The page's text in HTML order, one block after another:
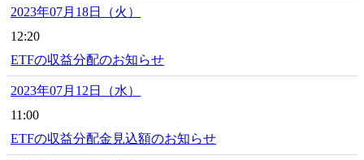
2023年07月18日（火）
12:20
ETFの収益分配のお知らせ
2023年07月12日（水）
11:00
ETFの収益分配金見込額のお知らせ